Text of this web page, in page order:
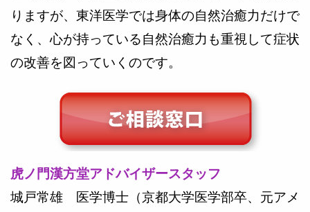
りますが、東洋医学では身体の自然治癒力だけで
なく、心が持っている自然治癒力も重視して症状
の改善を図っていくのです。
虎ノ門漢方堂アドバイザースタッフ
城戸常雄 医学博士（京都大学医学部卒、元アメ